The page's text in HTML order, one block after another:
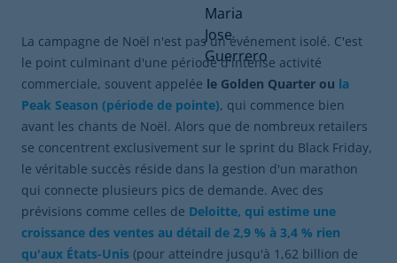
La campagne de Noël n'est pas un événement isolé. C'est
le point culminant d'une période d'intense activité
commerciale, souvent appelée le Golden Quarter ou la
Peak Season (période de pointe), qui commence bien
avant les chants de Noël. Alors que de nombreux retailers
se concentrent exclusivement sur le sprint du Black Friday,
le véritable succès réside dans la gestion d'un marathon
qui connecte plusieurs pics de demande. Avec des
prévisions comme celles de Deloitte, qui estime une
croissance des ventes au détail de 2,9 % à 3,4 % rien
qu'aux États-Unis (pour atteindre jusqu'à 1,62 billion de